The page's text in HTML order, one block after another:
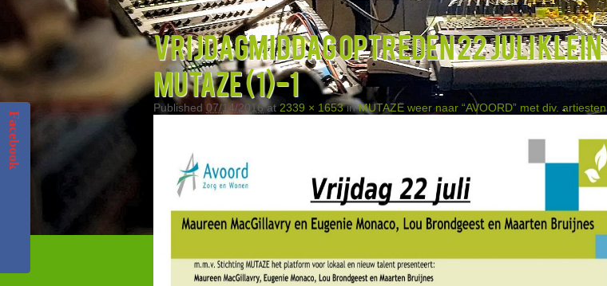
Vrijdagmiddag optreden 22 juli klein
Mutaze (1)-1
Published 07/14/2016at 2339 × 1653inMUTAZE weer naar “AVOORD” met div. artiesten
Facebook